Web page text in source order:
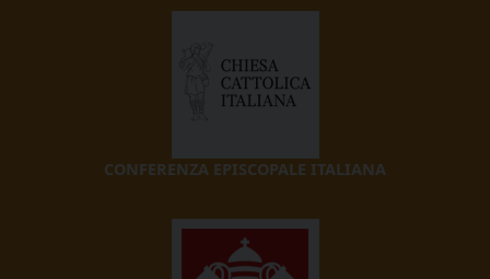
CONFERENZA EPISCOPALE ITALIANA